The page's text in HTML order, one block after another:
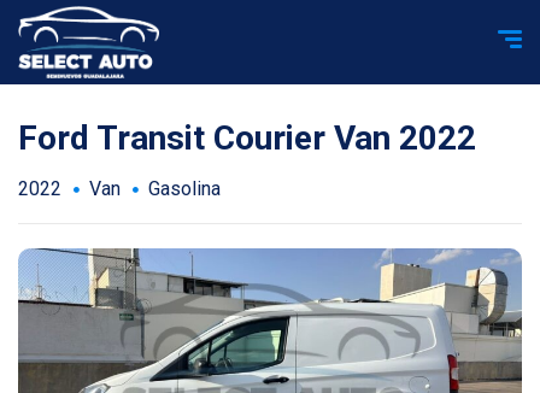
Ford Transit Courier Van 2022
2022 Van Gasolina